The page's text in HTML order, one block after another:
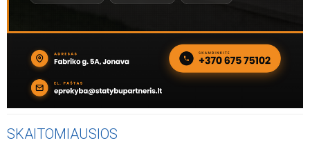
SKAITOMIAUSIOS